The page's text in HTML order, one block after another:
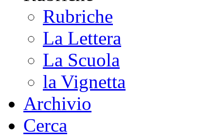
Rubriche
La Lettera
La Scuola
la Vignetta
Archivio
Cerca